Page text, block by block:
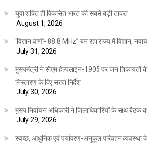
युवा शक्ति ही विकसित भारत की सबसे बड़ी ताकत
August 1, 2026
‘विज्ञान वाणी- 88.8 MHz” बन रहा राज्य में विज्ञान,
July 31, 2026
मुख्यमंत्री ने सीएम हेल्पलाइन-1905 पर जन शिकायतों के
निस्तारण के दिए सख्त निर्देश
July 30, 2026
मुख्य निर्वाचन अधिकारी ने जिलाधिकारियों के साथ बैठक
July 29, 2026
स्वच्छ, आधुनिक एवं पर्यावरण-अनुकूल परिवहन व्यवस्था के